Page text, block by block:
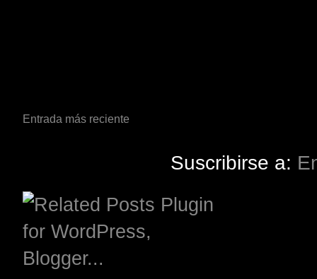
Entrada más reciente
Suscribirse a: